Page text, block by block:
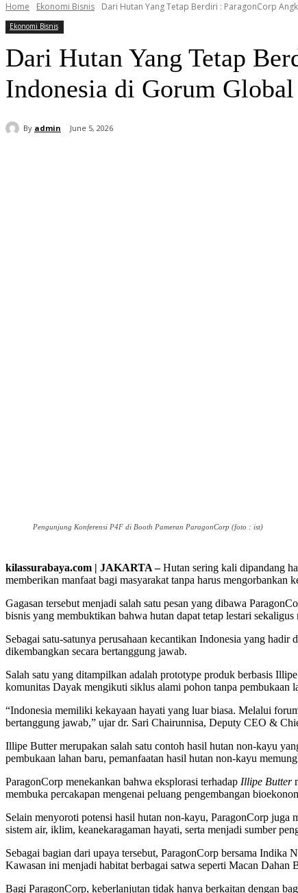
Home Ekonomi Bisnis Dari Hutan Yang Tetap Berdiri : ParagonCorp
Ekonomi Bisnis
Dari Hutan Yang Tetap
Indonesia di Gorum
By admin June 5, 2026
Pengunjung Konferensi P4F di Booth Pameran ParagonCorp (foto : ist)
kilassurabaya.com | JAKARTA –Hutan sering kali dipandang
memberikan manfaat bagi masyarakat tanpa harus mengorbankan
Gagasan tersebut menjadi salah satu pesan yang dibawa
bisnis yang membuktikan bahwa hutan dapat tetap lestari
Sebagai satu-satunya perusahaan kecantikan Indonesia yang
dikembangkan secara bertanggung jawab.
Salah satu yang ditampilkan adalah prototype produk berbasis
komunitas Dayak mengikuti siklus alami pohon tanpa pembukaan
“Indonesia memiliki kekayaan hayati yang luar biasa. Melalui
bertanggung jawab,” ujar dr. Sari Chairunnisa, Deputy CEO &
Illipe Butter merupakan salah satu contoh hasil hutan non-kayu
pembukaan lahan baru, pemanfaatan hasil hutan non-kayu
ParagonCorp menekankan bahwa eksplorasi terhadap Illipe Butter
membuka percakapan mengenai peluang pengembangan
Selain menyoroti potensi hasil hutan non-kayu, ParagonCorp juga
sistem air, iklim, keanekaragaman hayati, serta menjadi sumber
Sebagai bagian dari upaya tersebut, ParagonCorp bersama
Kawasan ini menjadi habitat berbagai satwa seperti Macan
Bagi ParagonCorp, keberlanjutan tidak hanya berkaitan dengan